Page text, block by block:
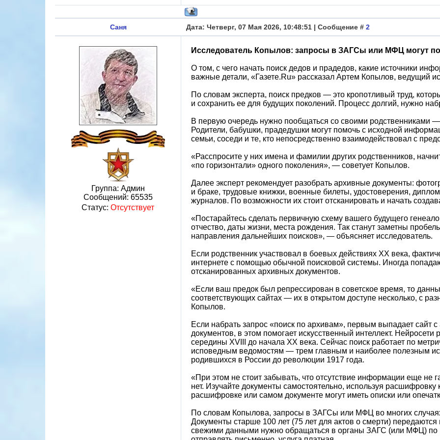
Саня Дата: Четверг, 07 Мая 2026, 10:48:51 | Сообщение # 2
Группа: Админ
Сообщений: 65535
Статус: Отсутствует
Исследователь Копылов: запросы в ЗАГСы или МФЦ могут
О том, с чего начать поиск дедов и прадедов, какие источники
важные детали, «Газете.Ru» рассказал Артем Копылов, ведущий
По словам эксперта, поиск предков — это кропотливый труд,
и сохранить ее для будущих поколений. Процесс долгий, нужно
В первую очередь нужно пообщаться со своими родственниками
Родители, бабушки, прадедушки могут помочь с исходной
семьи, соседи и те, кто непосредственно взаимодействовал с
«Расспросите у них имена и фамилии других родственников,
«по горизонтали» одного поколения», — советует Копылов.
Далее эксперт рекомендует разобрать архивные документы:
и браке, трудовые книжки, военные билеты, удостоверения,
журналов. По возможности их стоит отсканировать и начать
«Постарайтесь сделать первичную схему вашего будущего
отчество, даты жизни, места рождения. Так станут заметны
направления дальнейших поисков», — объясняет исследователь.
Если родственник участвовал в боевых действиях ХХ века,
интернете с помощью обычной поисковой системы. Иногда
отсканированных архивных документов.
«Если ваш предок был репрессирован в советское время, то
соответствующих сайтах — их в открытом доступе несколько, с
Копылов.
Если набрать запрос «поиск по архивам», первым выпадает сайт
документов, в этом помогает искусственный интеллект.
середины XVIII до начала ХХ века. Сейчас поиск работает по
исповедным ведомостям — трем главным и наиболее полезным
родившихся в России до революции 1917 года.
«При этом не стоит забывать, что отсутствие информации еще не
нет. Изучайте документы самостоятельно, используя
расшифровке или самом документе могут иметь описки или
По словам Копылова, запросы в ЗАГСы или МФЦ во многих
Документы старше 100 лет (75 лет для актов о смерти)
свежими данными нужно обращаться в органы ЗАГС (или МФЦ) по